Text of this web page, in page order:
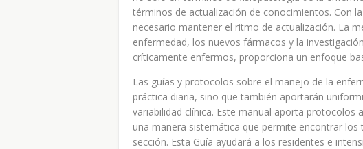
términos de actualización de conocimientos. Con
necesario mantener el ritmo de actualización. La
enfermedad, los nuevos fármacos y la
críticamente enfermos, proporciona un enfoque
Las guías y protocolos sobre el manejo de la
práctica diaria, sino que también aportarán
variabilidad clínica. Este manual aporta protocolos
una manera sistemática que permite encontrar
sección. Esta Guía ayudará a los residentes e